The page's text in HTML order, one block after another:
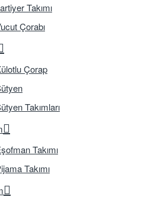
Takımı
Çorabı
Çorap
Takımları
Takımı
Takımı